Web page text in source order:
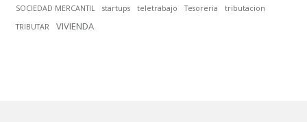
SOCIEDAD MERCANTIL startups teletrabajo Tesoreria
tributacion
TRIBUTAR
VIVIENDA